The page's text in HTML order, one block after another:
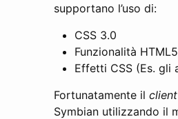
supportano l’uso di:
CSS 3.0
Funzionalità
Effetti CSS (Es. gli
Fortunatamente il
Symbian utilizzando il